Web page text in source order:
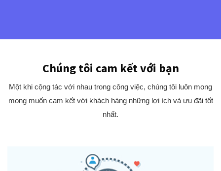
Chúng tôi cam kết với bạn
Một khi cộng tác với nhau trong công việc, chúng tôi luôn mong
mong muốn cam kết với khách hàng những lợi ích và ưu đãi tốt
nhất.